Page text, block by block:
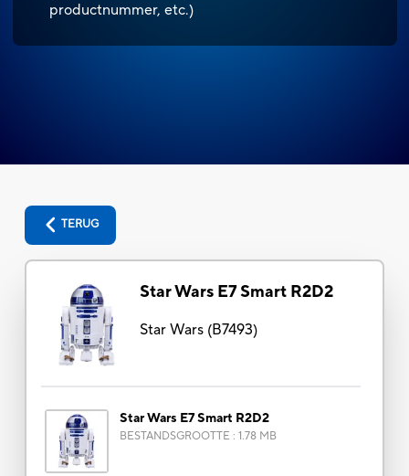
productnummer, etc.)
TERUG
Star Wars E7 Smart R2D2
Star Wars(B7493)
Star Wars E7 Smart R2D2
BESTANDSGROOTTE : 1.78 MB